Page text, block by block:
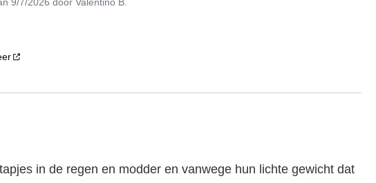
9/7/2026 doorValentino B.
in de regen en modder en vanwege hun lichte gewicht dat